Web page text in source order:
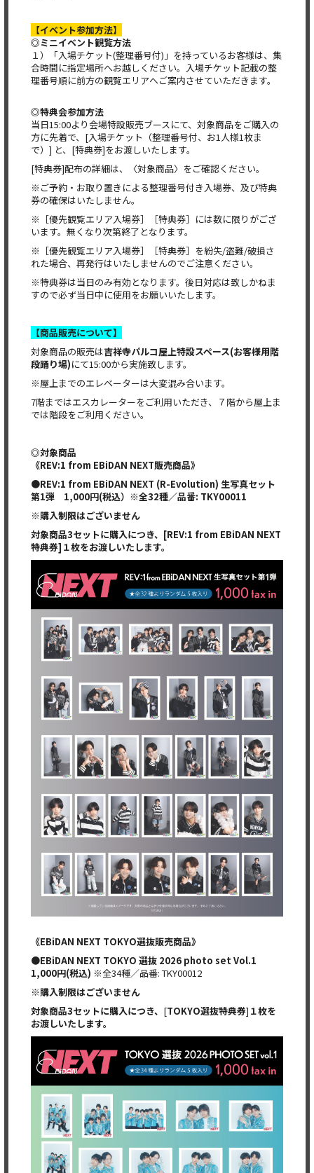
【イベント参加方法】
◎ミニイベント観覧方法
１）「入場チケット(整理番号付)」を持っているお客様は、集
合時間に指定場所へお越しください。入場チケット記載の整
理番号順に前方の観覧エリアへご案内させていただきます。
◎特典会参加方法
当日15:00より会場特設販売ブースにて、対象商品をご購入の
方に先着で、[入場チケット（整理番号付、お1人様1枚ま
で）] と、[特典券]をお渡しいたします。
[特典券]配布の詳細は、〈対象商品〉をご確認ください。
※ご予約・お取り置きによる整理番号付き入場券、及び特典
券の確保はいたしません。
※［優先観覧エリア入場券］［特典券］には数に限りがござ
います。無くなり次第終了となります。
※［優先観覧エリア入場券］［特典券］を紛失/盗難/破損さ
れた場合、再発行はいたしませんのでご注意ください。
※特典券は当日のみ有効となります。後日対応は致しかねま
すので必ず当日中に使用をお願いいたします。
【商品販売について】
対象商品の販売は吉祥寺パルコ屋上特設スペース(お客様用階
段踊り場)にて15:00から実施致します。
※屋上までのエレベーターは大変混み合います。
7階まではエスカレーターをご利用いただき、７階から屋上ま
では階段をご利用ください。
◎対象商品
《REV:1 from EBiDAN NEXT販売商品》
●REV:1 from EBiDAN NEXT (R-Evolution) 生写真セット
第1弾 1,000円(税込）※全32種／品番: TKY00011
※購入制限はございません
対象商品3セットに購入につき、[REV:1 from EBiDAN NEXT
特典券]１枚をお渡しいたします。
《EBiDAN NEXT TOKYO選抜販売商品》
●EBiDAN NEXT TOKYO 選抜 2026 photo set Vol.1
1,000円(税込) ※全34種／品番: TKY00012
※購入制限はございません
対象商品3セットに購入につき、 [TOKYO選抜特典券] １枚を
お渡しいたします。